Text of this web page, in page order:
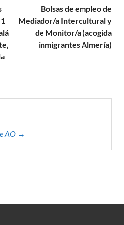
Bolsas de empleo de
Mediador/a Intercultural y
de Monitor/a (acogida
inmigrantes Almería)
AO →